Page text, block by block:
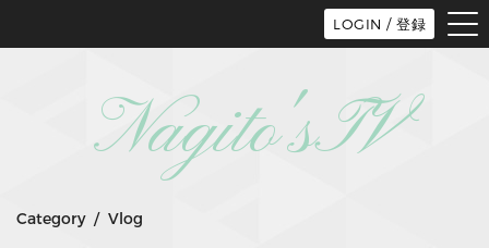
LOGIN / 登録
Nagito'sTV
Category / Vlog